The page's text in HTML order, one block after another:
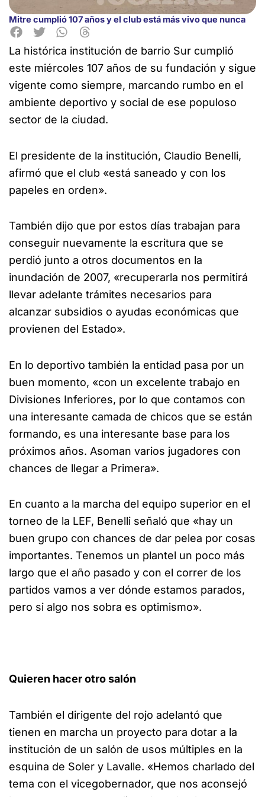
Mitre cumplió 107 años y el club está más vivo que nunca
La histórica institución de barrio Sur cumplió
este miércoles 107 años de su fundación y sigue
vigente como siempre, marcando rumbo en el
ambiente deportivo y social de ese populoso
sector de la ciudad.
El presidente de la institución, Claudio Benelli,
afirmó que el club «está saneado y con los
papeles en orden».
También dijo que por estos días trabajan para
conseguir nuevamente la escritura que se
perdió junto a otros documentos en la
inundación de 2007, «recuperarla nos permitirá
llevar adelante trámites necesarios para
alcanzar subsidios o ayudas económicas que
provienen del Estado».
En lo deportivo también la entidad pasa por un
buen momento, «con un excelente trabajo en
Divisiones Inferiores, por lo que contamos con
una interesante camada de chicos que se están
formando, es una interesante base para los
próximos años. Asoman varios jugadores con
chances de llegar a Primera».
En cuanto a la marcha del equipo superior en el
torneo de la LEF, Benelli señaló que «hay un
buen grupo con chances de dar pelea por cosas
importantes. Tenemos un plantel un poco más
largo que el año pasado y con el correr de los
partidos vamos a ver dónde estamos parados,
pero si algo nos sobra es optimismo».
Quieren hacer otro salón
También el dirigente del rojo adelantó que
tienen en marcha un proyecto para dotar a la
institución de un salón de usos múltiples en la
esquina de Soler y Lavalle. «Hemos charlado del
tema con el vicegobernador, que nos aconsejó